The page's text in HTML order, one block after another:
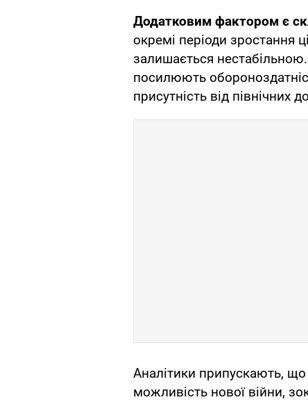
Додатковим фактором є
окремі періоди зростання
залишається
посилюють
присутність від північних
Аналітики припускають, що
можливість нової війни,